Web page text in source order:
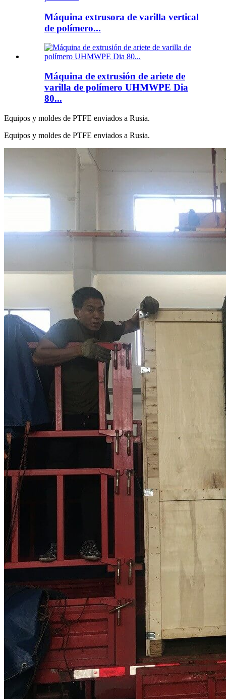
Máquina extrusora de varilla vertical
de polímero...
Máquina de extrusión de ariete de
varilla de polímero UHMWPE Dia
80...
Equipos y moldes de PTFE enviados a Rusia.
Equipos y moldes de PTFE enviados a Rusia.